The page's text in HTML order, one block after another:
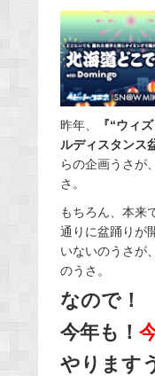
昨年、
『“ウィ
ルディスタンス
らの企画うさが
さ。
もちろん、本来
通りに盆踊りが
いないのうさが
のうさ。
なので！
今年も！
やります